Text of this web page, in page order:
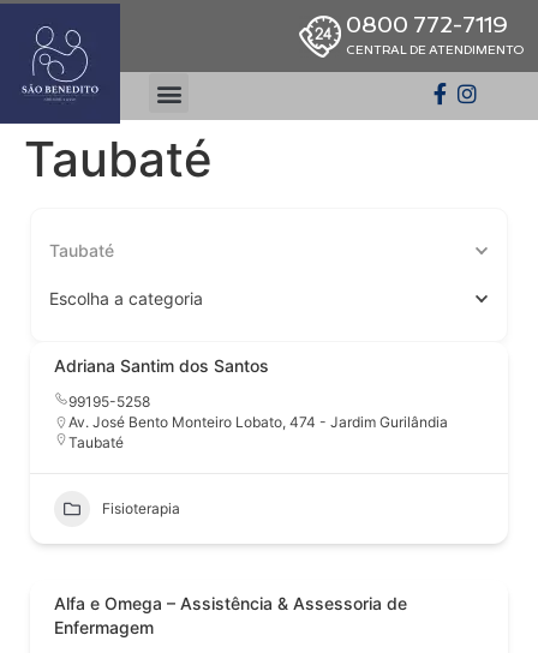
0800 772-7119
CENTRAL DE ATENDIMENTO
Taubaté
Taubaté
Escolha a categoria
Adriana Santim dos Santos
99195-5258
Av. José Bento Monteiro Lobato, 474 - Jardim Gurilândia
Taubaté
Fisioterapia
Alfa e Omega – Assistência & Assessoria de
Enfermagem